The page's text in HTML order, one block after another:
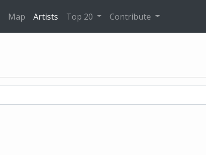
Map Artists Top 20 Contribute